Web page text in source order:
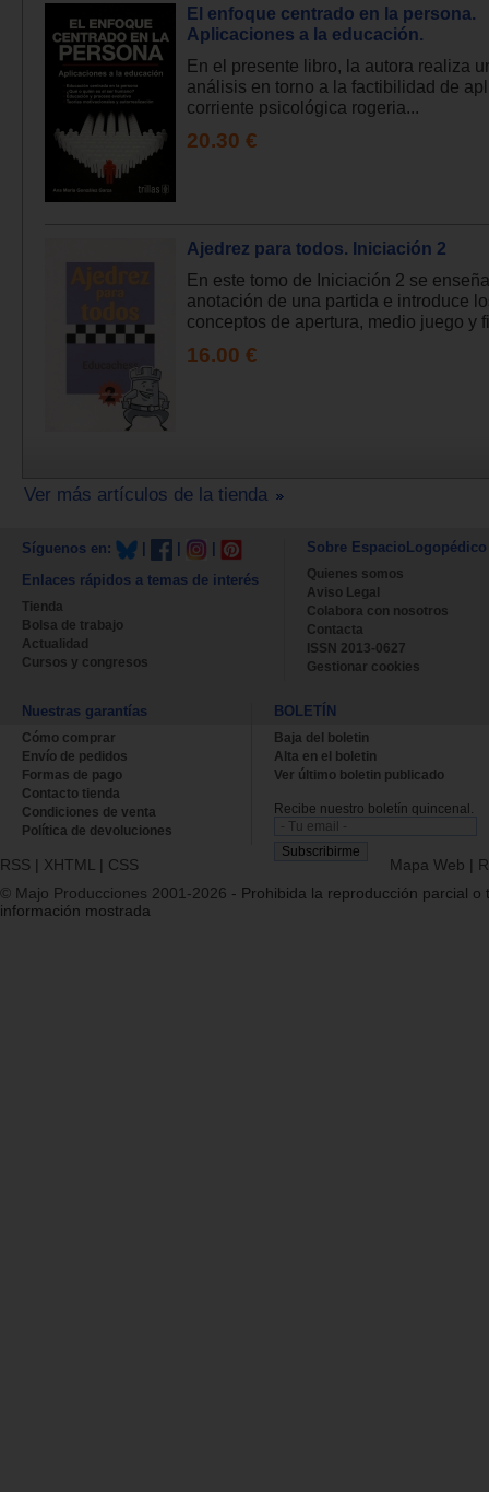
El enfoque centrado en la persona.
Aplicaciones a la educación.
En el presente libro, la autora realiza
análisis en torno a la factibilidad de
corriente psicológica rogeria...
20.30 €
Ajedrez para todos. Iniciación 2
En este tomo de Iniciación 2 se
anotación de una partida e introduce
conceptos de apertura, medio juego y
16.00 €
Ver más artículos de la tienda
Síguenos en:
Enlaces rápidos a temas de interés
Tienda
Bolsa de trabajo
Actualidad
Cursos y congresos
Sobre EspacioLogopédico
Quienes somos
Aviso Legal
Colabora con nosotros
Contacta
ISSN 2013-0627
Gestionar cookies
Nuestras garantías
Cómo comprar
Envío de pedidos
Formas de pago
Contacto tienda
Condiciones de venta
Política de devoluciones
BOLETÍN
Baja del boletin
Alta en el boletin
Ver último boletin publicado
Recibe nuestro boletín quincenal.
RSS | XHTML | CSS Mapa Web |
© Majo Producciones 2001-2026 - Prohibida la reproducción parcial o
información mostrada